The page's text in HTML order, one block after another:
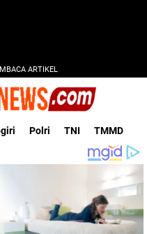
ARTIKEL
Polri TNI TMMD